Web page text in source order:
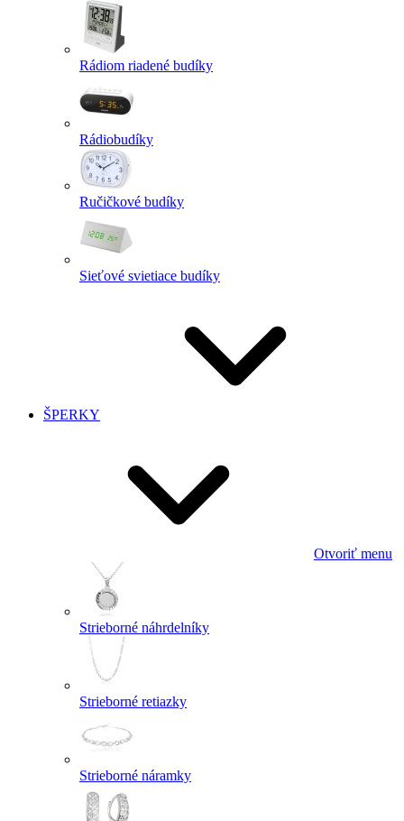
Rádiom riadené budíky
Rádiobudíky
Ručičkové budíky
Sieťové svietiace budíky
ŠPERKY
Otvoriť menu
Strieborné náhrdelníky
Strieborné retiazky
Strieborné náramky